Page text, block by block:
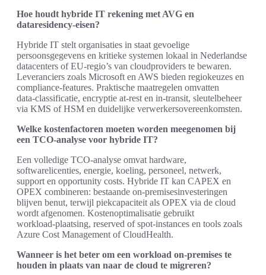
Hoe houdt hybride IT rekening met AVG en
dataresidency‑eisen?
Hybride IT stelt organisaties in staat gevoelige
persoonsgegevens en kritieke systemen lokaal in Nederlandse
datacenters of EU‑regio’s van cloudproviders te bewaren.
Leveranciers zoals Microsoft en AWS bieden regiokeuzes en
compliance‑features. Praktische maatregelen omvatten
data‑classificatie, encryptie at‑rest en in‑transit, sleutelbeheer
via KMS of HSM en duidelijke verwerkersovereenkomsten.
Welke kostenfactoren moeten worden meegenomen bij
een TCO‑analyse voor hybride IT?
Een volledige TCO‑analyse omvat hardware,
softwarelicenties, energie, koeling, personeel, netwerk,
support en opportunity costs. Hybride IT kan CAPEX en
OPEX combineren: bestaande on‑premisesinvesteringen
blijven benut, terwijl piekcapaciteit als OPEX via de cloud
wordt afgenomen. Kostenoptimalisatie gebruikt
workload‑plaatsing, reserved of spot‑instances en tools zoals
Azure Cost Management of CloudHealth.
Wanneer is het beter om een workload on‑premises te
houden in plaats van naar de cloud te migreren?